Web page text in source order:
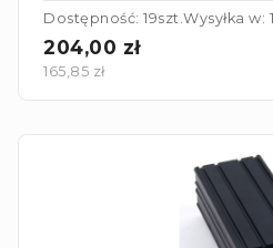
Dostępność: 19szt.Wysyłka
204,00 zł
165,85 zł